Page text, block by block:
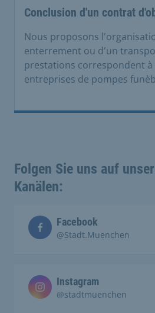
Conclusion d'un contrat
Nous proposons
enterrement ou d'un
prestations correspondent à
entreprises de pompes
Folgen Sie uns auf
Kanälen:
Facebook
@Stadt.Muenchen
Instagram
@stadtmuenchen